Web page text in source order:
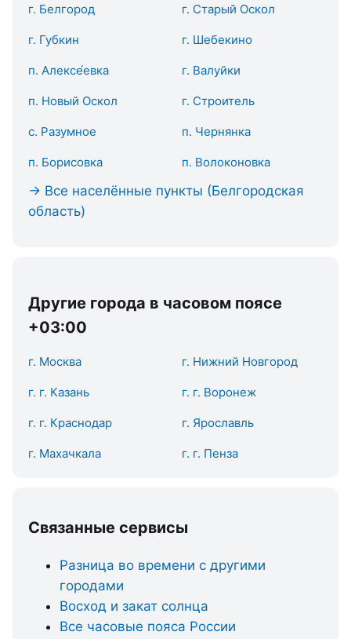
г. Белгород г. Старый Оскол
г. Губкин г. Шебекино
п. Алексе́евка г. Валуйки
п. Новый Оскол г. Строитель
с. Разумное п. Чернянка
п. Борисовка п. Волоконовка
→ Все населённые пункты (Белгородская
область)
Другие города в часовом поясе
+03:00
г. Москва г. Нижний Новгород
г. г. Казань г. г. Воронеж
г. г. Краснодар г. Ярославль
г. Махачкала г. г. Пенза
Связанные сервисы
Разница во времени с другими
городами
Восход и закат солнца
Все часовые пояса России